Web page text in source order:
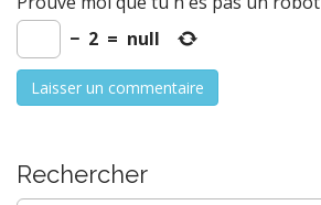
− 2 = null
Rechercher